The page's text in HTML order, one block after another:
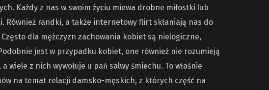
Każdy z nas w swoim życiu miewa drobne miłostki lub
Również randki, a także internetowy flirt skłaniają nas do
dla mężczyzn zachowania kobiet są nielogiczne,
jest w przypadku kobiet, one również nie rozumieją
wiele z nich wywołuje u pań salwy śmiechu. To właśnie
na temat relacji damsko-męskich, z których część na